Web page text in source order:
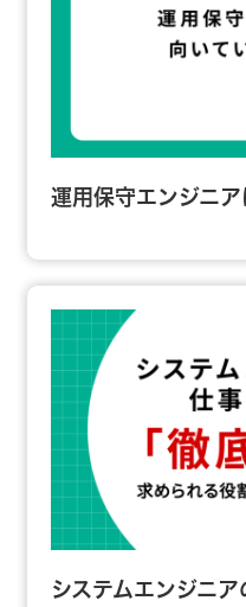
運用保守エンジニ
システムエンジニア